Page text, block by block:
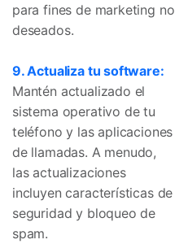
para fines de marketing no
deseados.
9. Actualiza tu software:
Mantén actualizado el
sistema operativo de tu
teléfono y las aplicaciones
de llamadas. A menudo,
las actualizaciones
incluyen características de
seguridad y bloqueo de
spam.